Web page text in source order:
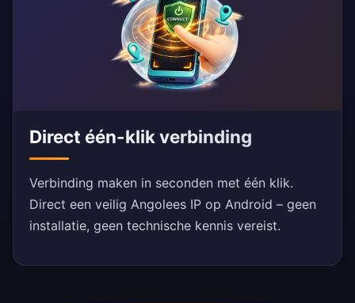
Direct één-klik verbinding
Verbinding maken in seconden met één klik.
Direct een veilig Angolees IP op Android – geen
installatie, geen technische kennis vereist.